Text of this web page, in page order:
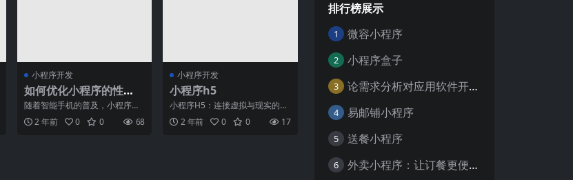
小程序开发
如何优化小程序的性
能？
随着智能手机的普及，小程序成
为了越来越多人的常用工具。由
于小程序大小通常小于10
2 年前 0 0 68
小程序开发
小程序h5
小程序H5：连接虚拟与现实的桥
梁随着智能手机的普及和移动互
联网的发展，小程序H5
2 年前 0 0 17
排行榜展示
1 微容小程序
2 小程序盒子
3 论需求分析对应用软件开发的重要性
4 易邮铺小程序
5 送餐小程序
6 外卖小程序：让订餐更便捷，吃货的福音